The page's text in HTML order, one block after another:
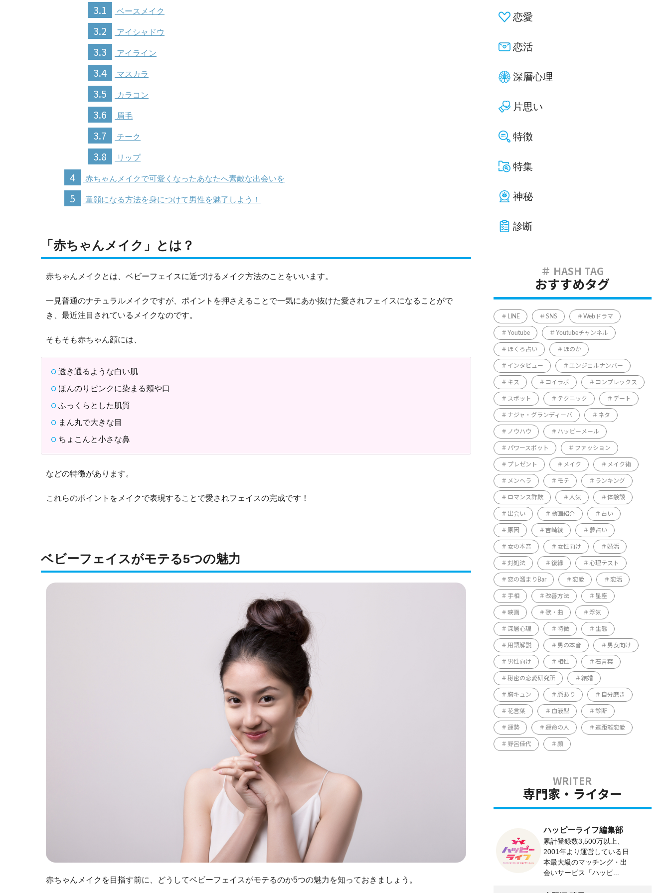
3.1 ベースメイク
3.2 アイシャドウ
3.3 アイライン
3.4 マスカラ
3.5 カラコン
3.6 眉毛
3.7 チーク
3.8 リップ
4 赤ちゃんメイクで可愛くなったあなたへ素敵な出会いを
5 童顔になる方法を身につけて男性を魅了しよう！
「赤ちゃんメイク」とは？
赤ちゃんメイクとは、ベビーフェイスに近づけるメイク方法のことをいいます。
一見普通のナチュラルメイクですが、ポイントを押さえることで一気にあか抜けた愛されフェイスになることがで
き、最近注目されているメイクなのです。
そもそも赤ちゃん顔には、
透き通るような白い肌
ほんのりピンクに染まる頬や口
ふっくらとした肌質
まん丸で大きな目
ちょこんと小さな鼻
などの特徴があります。
これらのポイントをメイクで表現することで愛されフェイスの完成です！
ベビーフェイスがモテる5つの魅力
赤ちゃんメイクを目指す前に、どうしてベビーフェイスがモテるのか5つの魅力を知っておきましょう。
恋愛
恋活
深層心理
片思い
特徴
特集
神秘
診断
おすすめタグ
LINE SNS Webドラマ
Youtube Youtubeチャンネル
ほくろ占い ほのか
インタビュー エンジェルナンバー
キス コイラボ コンプレックス
スポット テクニック デート
ナジャ・グランディーバ ネタ
ノウハウ ハッピーメール
パワースポット ファッション
プレゼント メイク メイク術
メンヘラ モテ ランキング
ロマンス詐欺 人気 体験談
出会い 動画紹介 占い
原因 吉崎綾 夢占い
女の本音 女性向け 婚活
対処法 復縁 心理テスト
恋の溜まりBar 恋愛 恋活
手相 改善方法 星座
映画 歌・曲 浮気
深層心理 特徴 生態
用語解説 男の本音 男女向け
男性向け 相性 石言葉
秘密の恋愛研究所 結婚
胸キュン 脈あり 自分磨き
花言葉 血液型 診断
運勢 運命の人 遠距離恋愛
野呂佳代 顔
専門家・ライター
ハッピーライフ編集部
累計登録数3,500万以上、
2001年より運営している日
本最大級のマッチング・出
会いサービス「ハッピ...